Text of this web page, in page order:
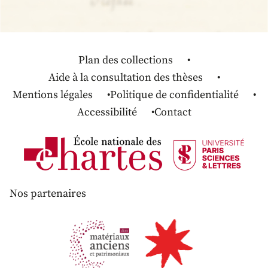
Plan des collections
Aide à la consultation des thèses
Mentions légales
Politique de confidentialité
Accessibilité
Contact
Nos partenaires